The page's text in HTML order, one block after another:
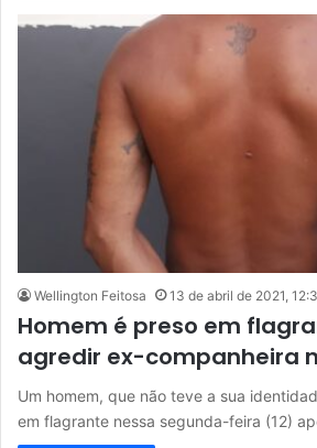
Wellington Feitosa 13 de abril de 2021,
Homem é preso em
agredir ex-companheira
Um homem, que não teve a sua
em flagrante nessa segunda-feira (12)